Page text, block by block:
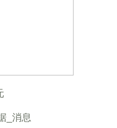
_消息